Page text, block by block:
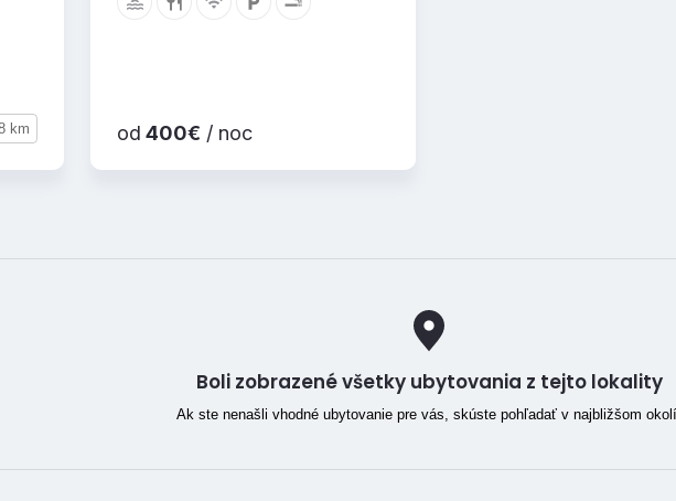
km od 400€ / noc
Boli zobrazené všetky ubytovania z tejto lokality
Ak ste nenašli vhodné ubytovanie pre vás, skúste pohľadať v najbližšom